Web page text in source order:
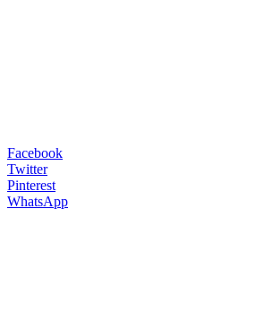
Facebook
Twitter
Pinterest
WhatsApp